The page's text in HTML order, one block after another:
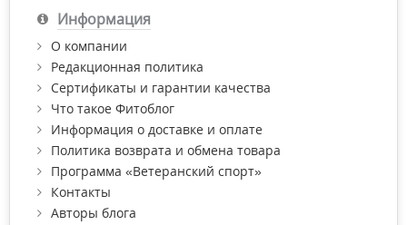
остановки кровотечения, что может быть особенно опасно в
случае серьезных травм или хирургических вмешательств.
Кроме того, витамин K играет немаловажную роль в
здоровье костей. Он помогает увеличить поглощение
кальция и обеспечивает доставку кальция в кости, где он
необходим для укрепления и сохранения их прочности. Без
достаточного уровня витамина K повышаются риски
возникновения остеопороза, что может привести к тяжелым
проблемам с костями и мышцами.
Информация
О компании
Редакционная политика
Сертификаты и гарантии качества
Что такое Фитоблог
Информация о доставке и оплате
Политика возврата и обмена товара
Программа «Ветеранский спорт»
Контакты
Авторы блога